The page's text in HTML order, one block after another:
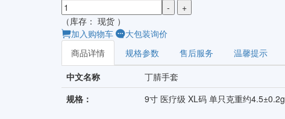
-
+
（库存： 现货 ）
加入购物车
大包装询价
商品详情
规格参数 售后服务
温馨提示
中文名称
丁腈手套
规格：
9寸 医疗级 XL码 单只克重约4.5±0.2g